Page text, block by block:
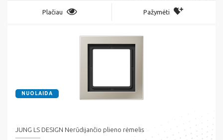
Plačiau Pažymėti
NUOLAIDA
JUNG LS DESIGN Nerūdijančio plieno rėmelis